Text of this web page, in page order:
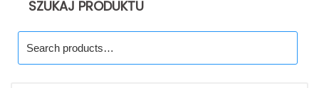
SZUKAJ PRODUKTU
for: